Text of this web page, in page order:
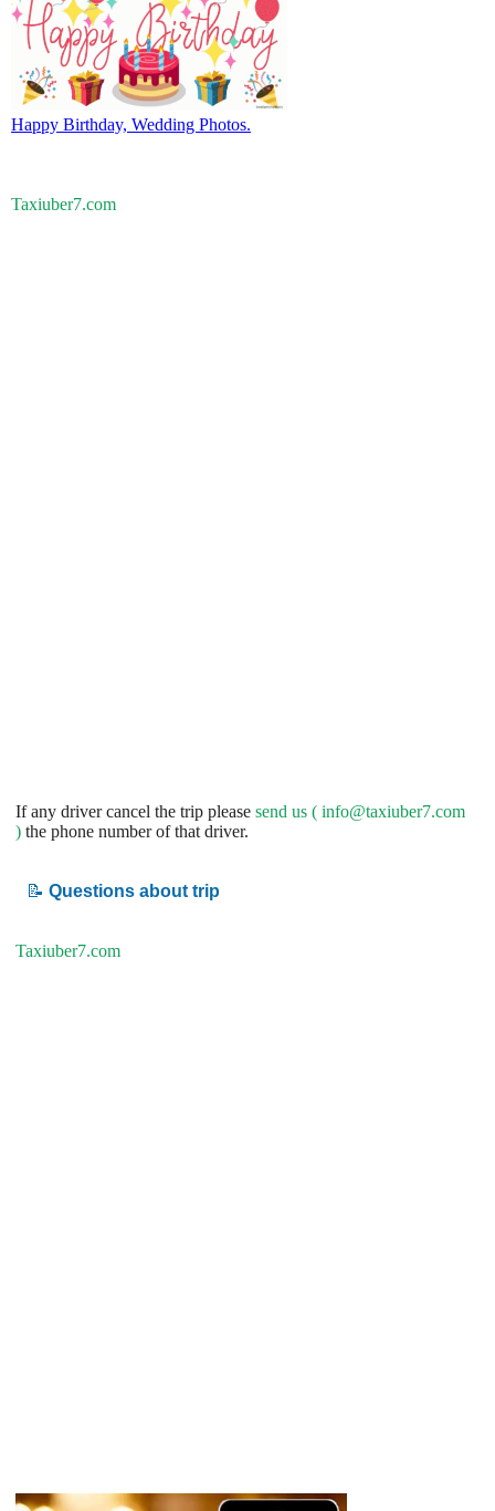
Happy Birthday, Wedding Photos.
Taxiuber7.com
If any driver cancel the trip please send us ( info@taxiuber7.com
) the phone number of that driver.
📝 Questions about trip
Taxiuber7.com